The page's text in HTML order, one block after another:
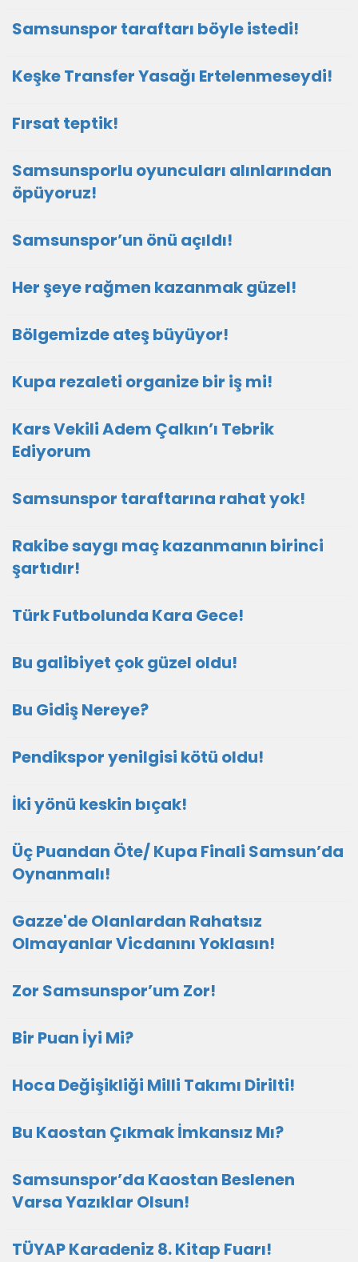
Samsunspor taraftarı böyle istedi!
Keşke Transfer Yasağı Ertelenmeseydi!
Fırsat teptik!
Samsunsporlu oyuncuları alınlarından
öpüyoruz!
Samsunspor’un önü açıldı!
Her şeye rağmen kazanmak güzel!
Bölgemizde ateş büyüyor!
Kupa rezaleti organize bir iş mi!
Kars Vekili Adem Çalkın’ı Tebrik
Ediyorum
Samsunspor taraftarına rahat yok!
Rakibe saygı maç kazanmanın birinci
şartıdır!
Türk Futbolunda Kara Gece!
Bu galibiyet çok güzel oldu!
Bu Gidiş Nereye?
Pendikspor yenilgisi kötü oldu!
İki yönü keskin bıçak!
Üç Puandan Öte/ Kupa Finali Samsun’da
Oynanmalı!
Gazze'de Olanlardan Rahatsız
Olmayanlar Vicdanını Yoklasın!
Zor Samsunspor’um Zor!
Bir Puan İyi Mi?
Hoca Değişikliği Milli Takımı Dirilti!
Bu Kaostan Çıkmak İmkansız Mı?
Samsunspor’da Kaostan Beslenen
Varsa Yazıklar Olsun!
TÜYAP Karadeniz 8. Kitap Fuarı!